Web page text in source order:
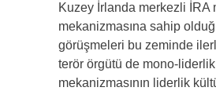
Kuzey İrlanda merkezli İRA
mekanizmasına sahip
görüşmeleri bu zeminde
terör örgütü de mono-liderlik
mekanizmasının liderlik